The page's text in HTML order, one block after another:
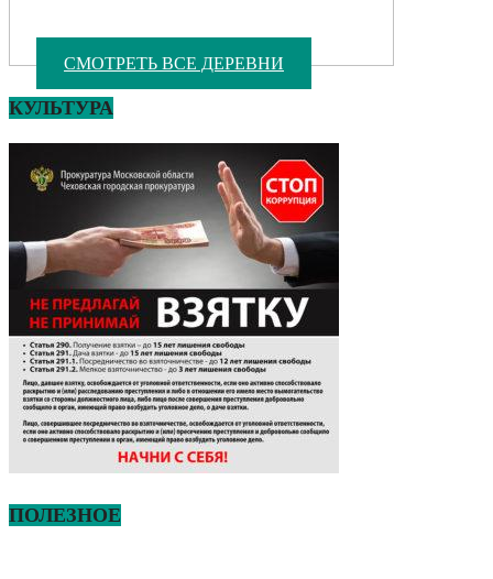
СМОТРЕТЬ ВСЕ ДЕРЕВНИ
КУЛЬТУРА
ПОЛЕЗНОЕ